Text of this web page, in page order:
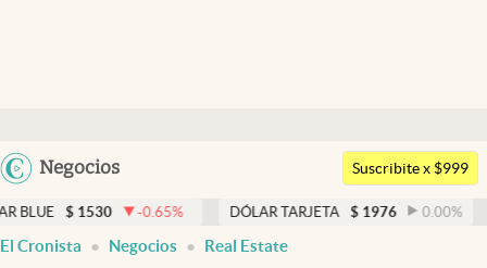
Argentina
Negocios
Members
Economía y Política
Finanzas y Mercados
Suscribite x $999
1530 -0.65% DÓLAR TARJETA $ 1976 0.00%
El Cronista Negocios Real Estate